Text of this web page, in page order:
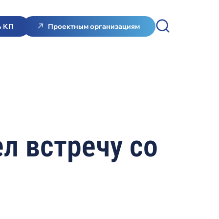
КП Проектным организациям
встречу со